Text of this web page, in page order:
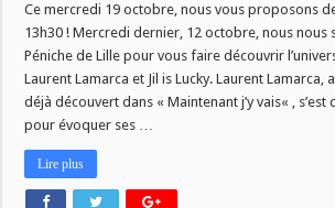
Ce mercredi 19 octobre, nous vous proposons
13h30 ! Mercredi dernier, 12 octobre, nous nous
Péniche de Lille pour vous faire découvrir
Laurent Lamarca et Jil is Lucky. Laurent Lamarca,
déjà découvert dans « Maintenant j’y vais« ,
pour évoquer ses …
Lire plus